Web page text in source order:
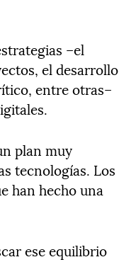
–el
el desarrollo
entre otras–
plan muy
tecnologías. Los
han hecho una
ese equilibrio